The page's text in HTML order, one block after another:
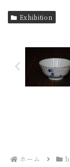
Exhibition
ホーム